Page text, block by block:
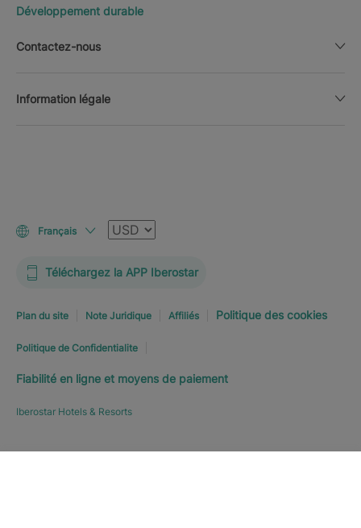
Développement durable
Contactez-nous
Information légale
Français Devise
Téléchargez la APP Iberostar
Plan du site Note Juridique Affiliés Politique des cookies
Politique de Confidentialite
Fiabilité en ligne et moyens de paiement
Iberostar Hotels & Resorts